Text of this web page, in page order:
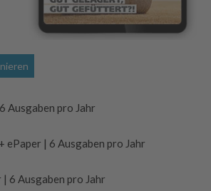
Ausgaben pro Jahr
ePaper | 6 Ausgaben pro Jahr
| 6 Ausgaben pro Jahr